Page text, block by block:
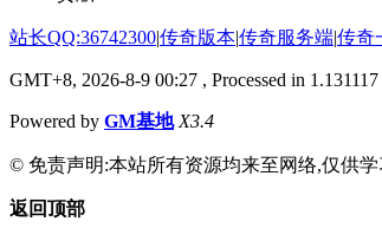
站长QQ:36742300|传奇版本|传奇服务端|传奇
GMT+8, 2026-8-9 00:27 , Processed in
Powered by GM基地 X3.4
© 免责声明:本站所有资源均来至网络,仅供
返回顶部